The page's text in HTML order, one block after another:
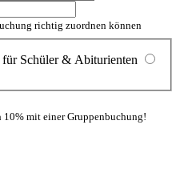
richtig zuordnen können
Schüler & Abiturienten
10% mit einer Gruppenbuchung!